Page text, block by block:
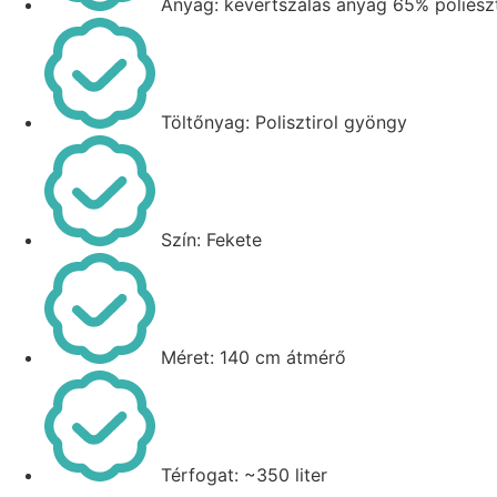
Anyag: kevertszálas anyag 65%
Töltőnyag: Polisztirol gyöngy
Szín: Fekete
Méret: 140 cm átmérő
Térfogat: ~350 liter